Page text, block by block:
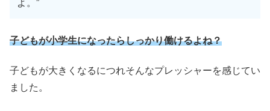
よ。”
子どもが小学生になったらしっかり働けるよね？
子どもが大きくなるにつれそんなプレッシャーを感じてい
ました。